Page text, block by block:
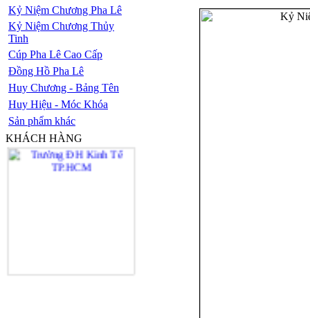
Kỷ Niệm Chương Pha Lê
Kỷ Niệm Chương Thủy
Tinh
Cúp Pha Lê Cao Cấp
Đồng Hồ Pha Lê
Huy Chương - Bảng Tên
Huy Hiệu - Móc Khóa
Sản phẩm khác
KHÁCH HÀNG